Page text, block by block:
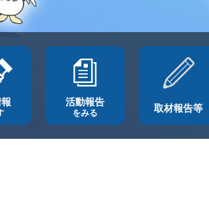
活動報告
をみる 取材報告等